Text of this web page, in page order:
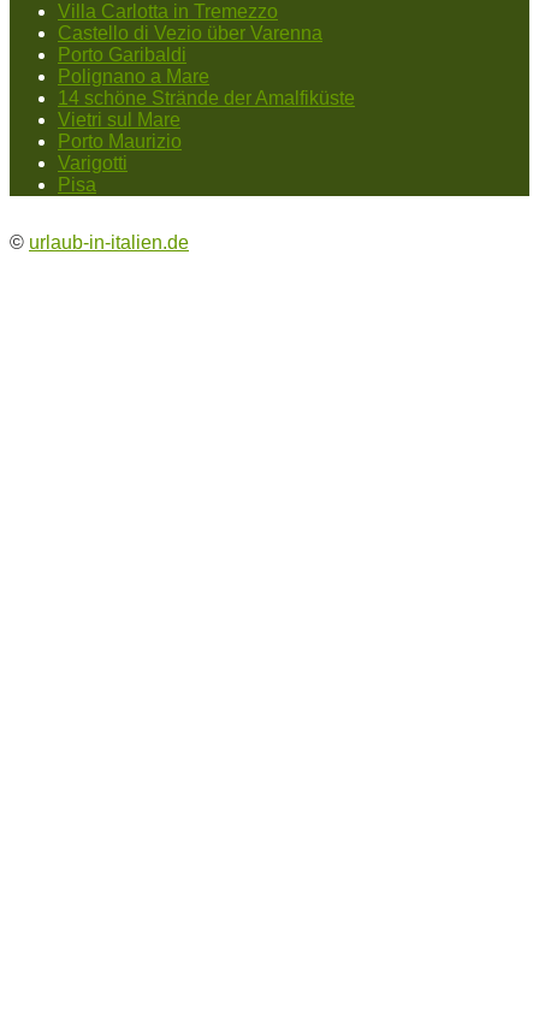
Villa Carlotta in Tremezzo
Castello di Vezio über Varenna
Porto Garibaldi
Polignano a Mare
14 schöne Strände der Amalfiküste
Vietri sul Mare
Porto Maurizio
Varigotti
Pisa
© urlaub-in-italien.de